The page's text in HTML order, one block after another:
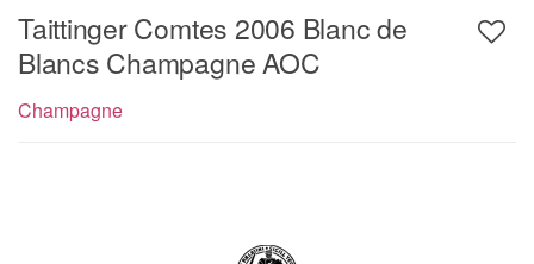
Taittinger Comtes 2006 Blanc de
Blancs Champagne AOC
Champagne